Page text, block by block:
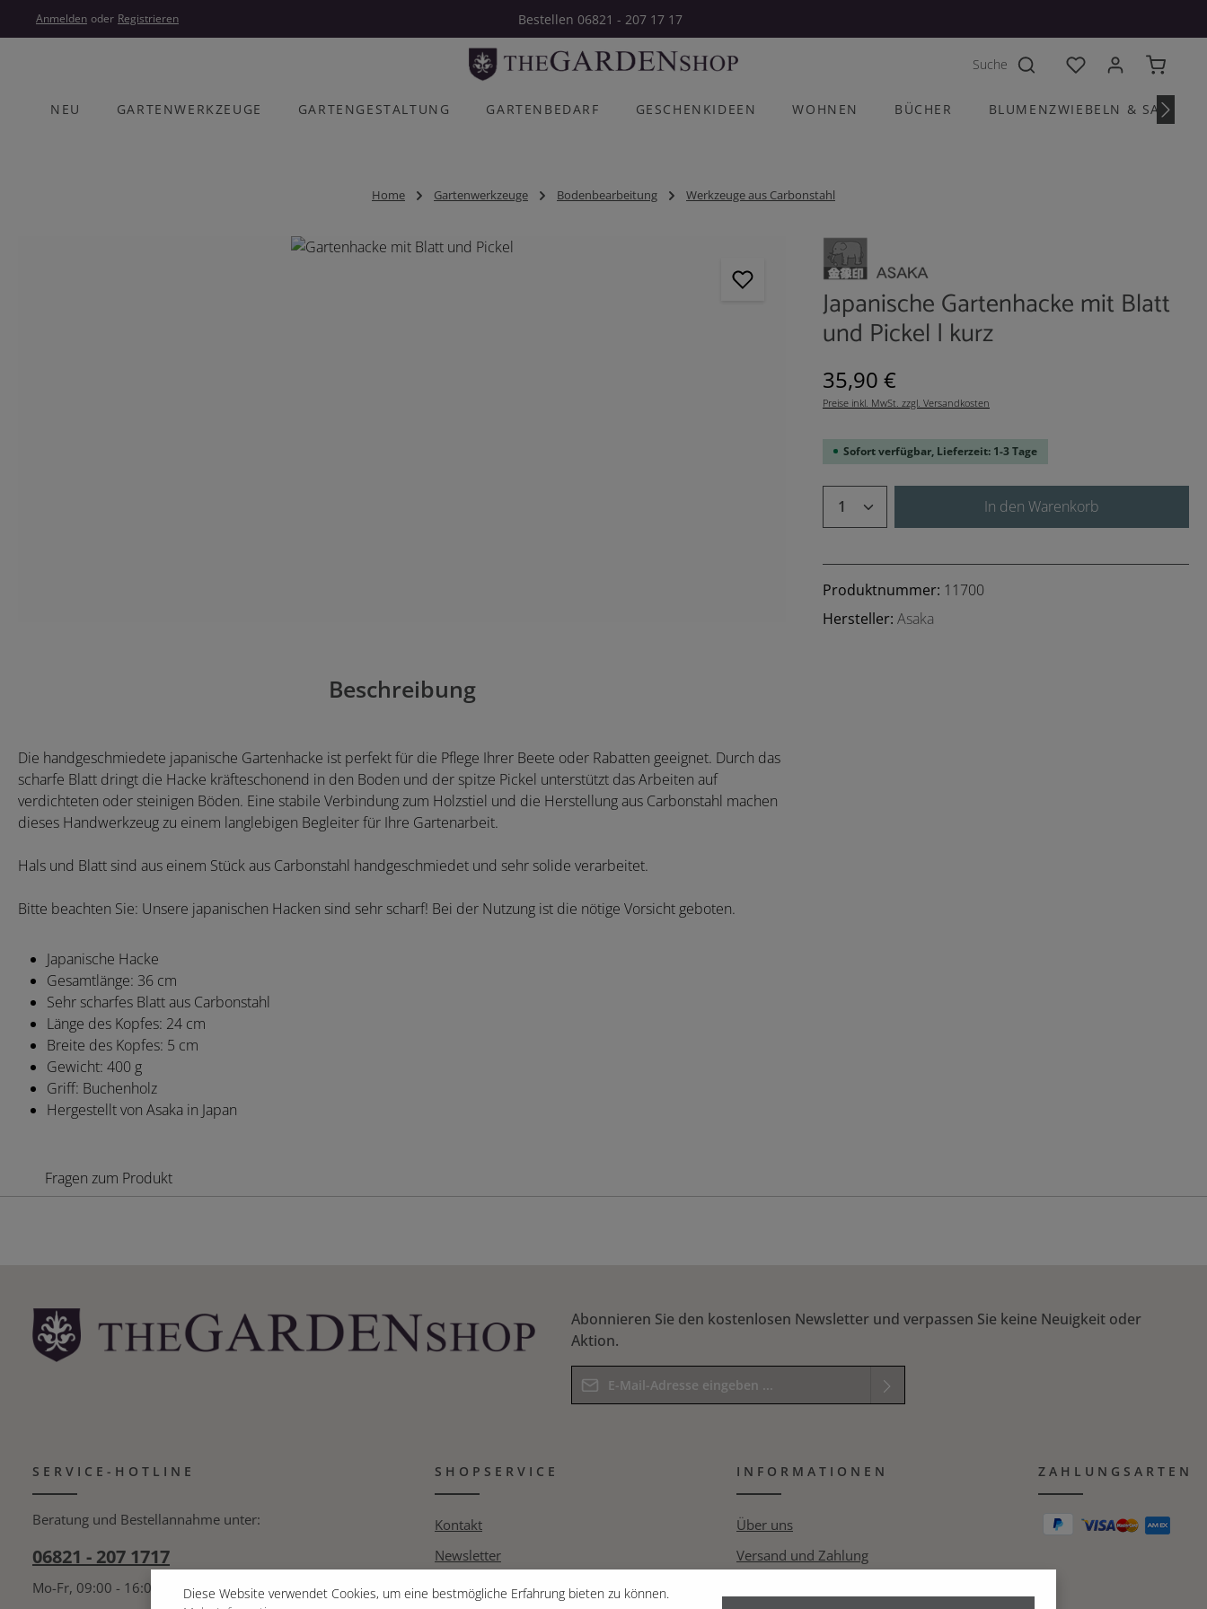
Hauptinhalt springen
Zur Hauptnavigation springen
Anmelden oder Registrieren Bestellen 06821 - 207 17 17
Du hast 0 Produkte
NEU GARTENWERKZEUGE GARTENGESTALTUNG GARTENBEDARF GESCHENKIDEEN WOHNEN BÜCHER BLUMENZWIEBELN &
Home Gartenwerkzeuge Bodenbearbeitung Werkzeuge aus Carbonstahl
Japanische Gartenhacke mit Blatt
und Pickel | kurz
Regulärer Preis:
35,90 €
Preise inkl. MwSt. zzgl. Versandkosten
Sofort verfügbar, Lieferzeit: 1-3 Tage
Produkt Anzahl: Gib den
In den Warenkorb
Produktnummer: 11700
Hersteller: Asaka
Beschreibung
Die handgeschmiedete japanische Gartenhacke ist perfekt für die Pflege Ihrer Beete oder Rabatten geeignet. Durch das
scharfe Blatt dringt die Hacke kräfteschonend in den Boden und der spitze Pickel unterstützt das Arbeiten auf
verdichteten oder steinigen Böden. Eine stabile Verbindung zum Holzstiel und die Herstellung aus Carbonstahl machen
dieses Handwerkzeug zu einem langlebigen Begleiter für Ihre Gartenarbeit.
Hals und Blatt sind aus einem Stück aus Carbonstahl handgeschmiedet und sehr solide verarbeitet.
Bitte beachten Sie: Unsere japanischen Hacken sind sehr scharf! Bei der Nutzung ist die nötige Vorsicht geboten.
Japanische Hacke
Gesamtlänge: 36 cm
Sehr scharfes Blatt aus Carbonstahl
Länge des Kopfes: 24 cm
Breite des Kopfes: 5 cm
Gewicht: 400 g
Griff: Buchenholz
Hergestellt von Asaka in Japan
Fragen zum Produkt
Abonnieren Sie den kostenlosen Newsletter und verpassen Sie keine Neuigkeit oder
Aktion.
E-Mail-Adresse*
Kenntnis genommen und die AGB gelesen und
bin mit ihnen einverstanden.*
Bitte geben Sie das Ergebnis der Gleichung in das nachfolgende Textfeld ein. *
SERVICE-HOTLINE
Beratung und Bestellannahme unter:
06821 - 207 1717
Mo-Fr, 09:00 - 16:00 Uhr
SHOPSERVICE
Kontakt
Newsletter
Pressespiegel
INFORMATIONEN
Über uns
Versand und Zahlung
ZAHLUNGSARTEN
Diese Website verwendet Cookies, um eine bestmögliche Erfahrung bieten zu können.